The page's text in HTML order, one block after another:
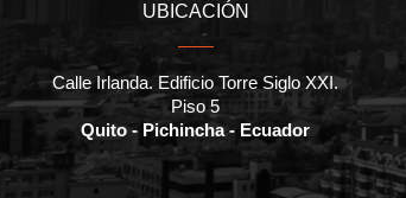
UBICACIÓN
Calle Irlanda. Edificio Torre Siglo XXI.
Piso 5
Quito - Pichincha - Ecuador